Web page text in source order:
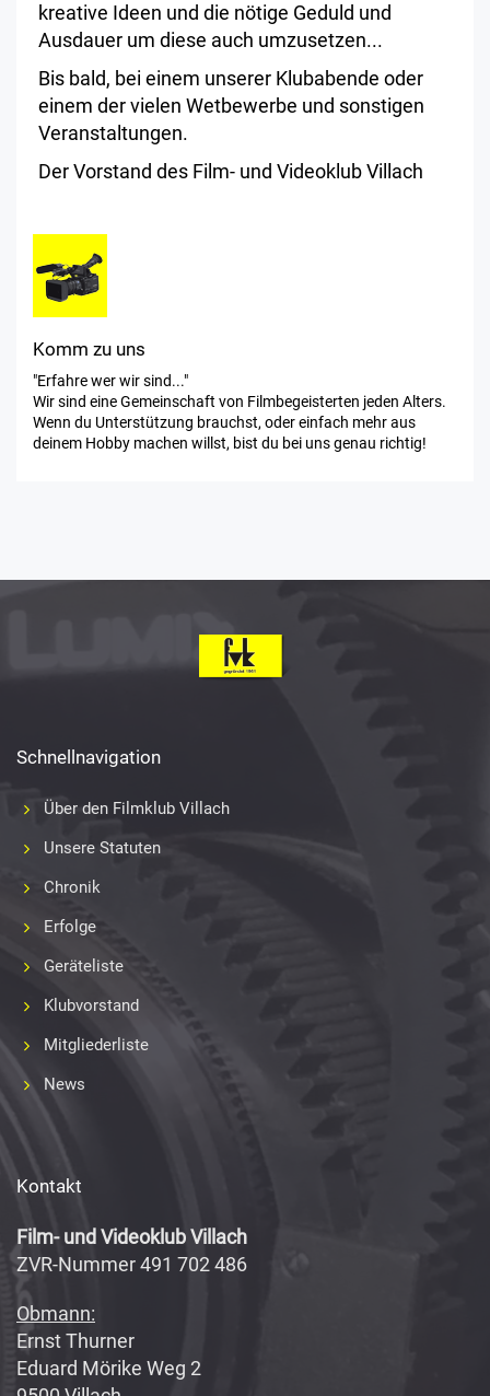
kreative Ideen und die nötige Geduld und
Ausdauer um diese auch umzusetzen...
Bis bald, bei einem unserer Klubabende oder
einem der vielen Wetbewerbe und sonstigen
Veranstaltungen.
Der Vorstand des Film- und Videoklub Villach
Komm zu uns
"Erfahre wer wir sind..."
Wir sind eine Gemeinschaft von Filmbegeisterten jeden Alters.
Wenn du Unterstützung brauchst, oder einfach mehr aus
deinem Hobby machen willst, bist du bei uns genau richtig!
Schnellnavigation
Über den Filmklub Villach
Unsere Statuten
Chronik
Erfolge
Geräteliste
Klubvorstand
Mitgliederliste
News
Kontakt
Film- und Videoklub Villach
ZVR-Nummer 491 702 486
Obmann:
Ernst Thurner
Eduard Mörike Weg 2